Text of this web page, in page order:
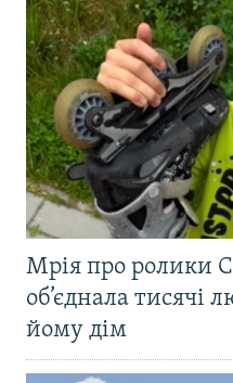
Мрія про ролики
об’єднала тисячі
йому дім